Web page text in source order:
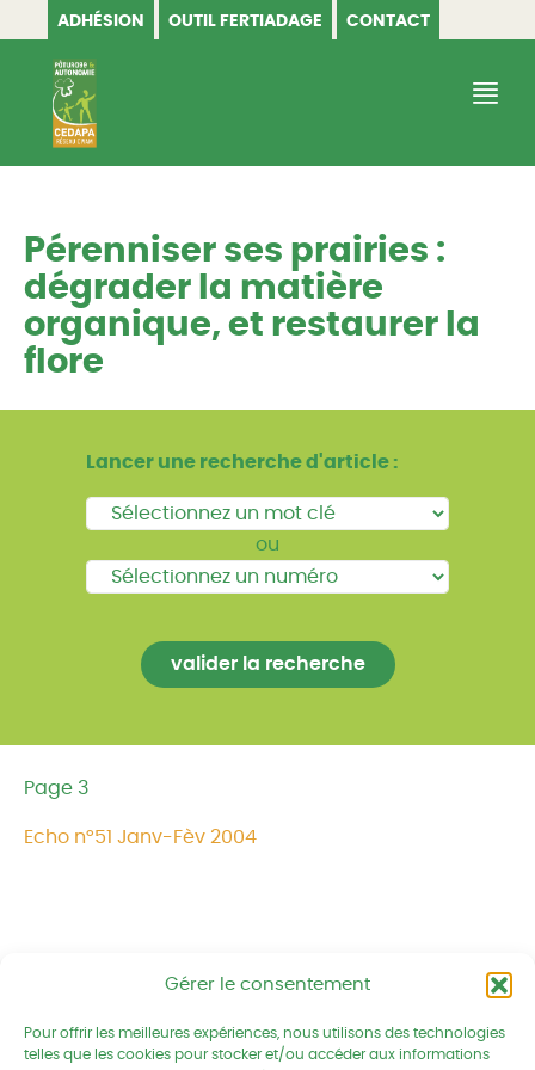
Gérer le consentement
Pour offrir les meilleures expériences, nous utilisons des technologies
telles que les cookies pour stocker et/ou accéder aux informations
ADHÉSION OUTIL FERTIADAGE CONTACT
CEDAPA
Pérenniser ses prairies :
dégrader la matière
organique, et restaurer la
flore
Lancer une recherche d'article :
ou
Page 3
Echo n°51 Janv-Fèv 2004
2 av. du Chalutier Sans Pitié BP
332